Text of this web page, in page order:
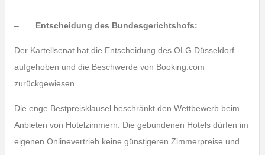
– Entscheidung des Bundesgerichtshofs:
Der Kartellsenat hat die Entscheidung des OLG Düsseldorf
aufgehoben und die Beschwerde von Booking.com
zurückgewiesen.
Die enge Bestpreisklausel beschränkt den Wettbewerb beim
Anbieten von Hotelzimmern. Die gebundenen Hotels dürfen im
eigenen Onlinevertrieb keine günstigeren Zimmerpreise und